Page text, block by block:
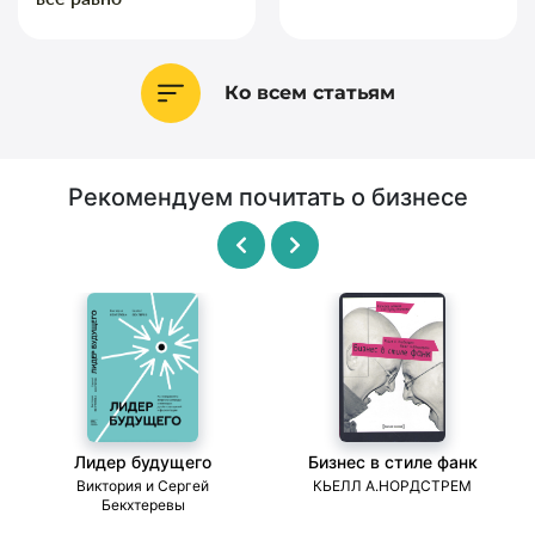
Ко всем статьям
Рекомендуем почитать о бизнесе
Лидер будущего
Виктория и Сергей
Бекхтеревы
Бизнес в стиле фанк
КЬЕЛЛ А.НОРДСТРЕМ